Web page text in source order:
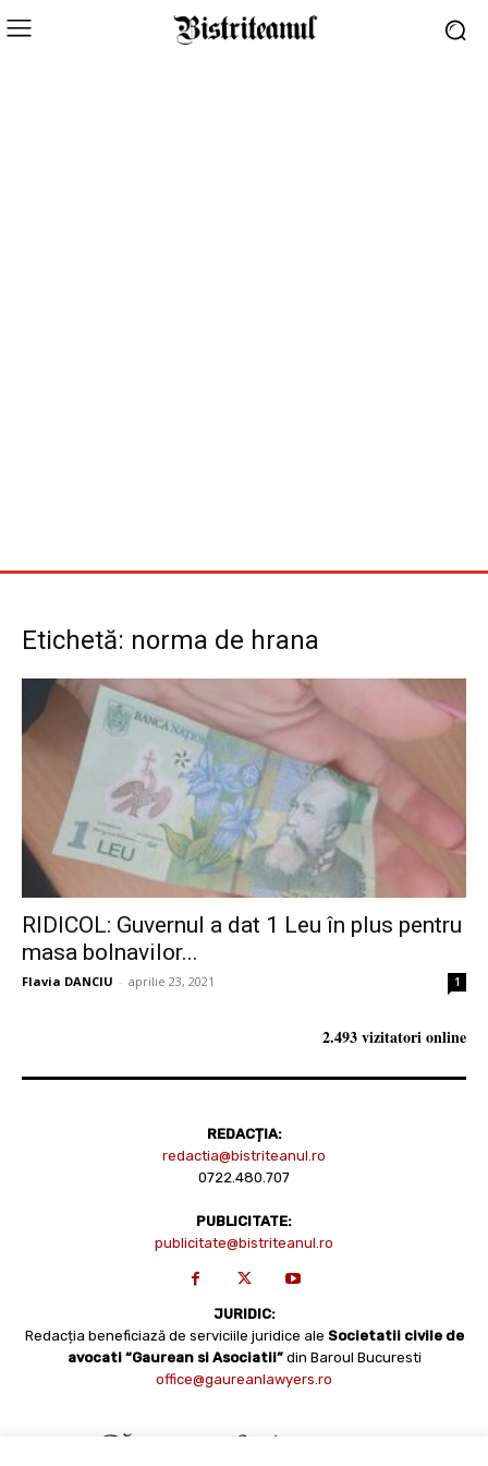
Etichetă: norma de hrana
RIDICOL: Guvernul a dat 1 Leu în plus pentru
masa bolnavilor...
Flavia DANCIU - aprilie 23, 2021 1
2.493 vizitatori online
REDACȚIA:
redactia@bistriteanul.ro
0722.480.707
PUBLICITATE:
publicitate@bistriteanul.ro
JURIDIC:
Redacția beneficiază de serviciile juridice ale Societatii civile de
avocati “Gaurean si Asociatii” din Baroul Bucuresti
office@gaureanlawyers.ro